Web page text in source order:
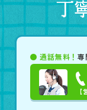
通話無料！専